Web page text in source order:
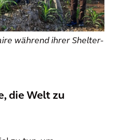
während ihrer Shelter-
die Welt zu